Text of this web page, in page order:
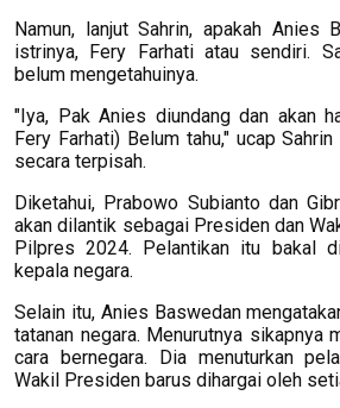
Namun, lanjut Sahrin, apakah Anies
istrinya, Fery Farhati atau sendiri.
belum mengetahuinya.
"Iya, Pak Anies diundang dan akan
Fery Farhati) Belum tahu," ucap
secara terpisah.
Diketahui, Prabowo Subianto dan
akan dilantik sebagai Presiden dan
Pilpres 2024. Pelantikan itu bakal
kepala negara.
Selain itu, Anies Baswedan
tatanan negara. Menurutnya sikapnya
cara bernegara. Dia menuturkan
Wakil Presiden barus dihargai oleh